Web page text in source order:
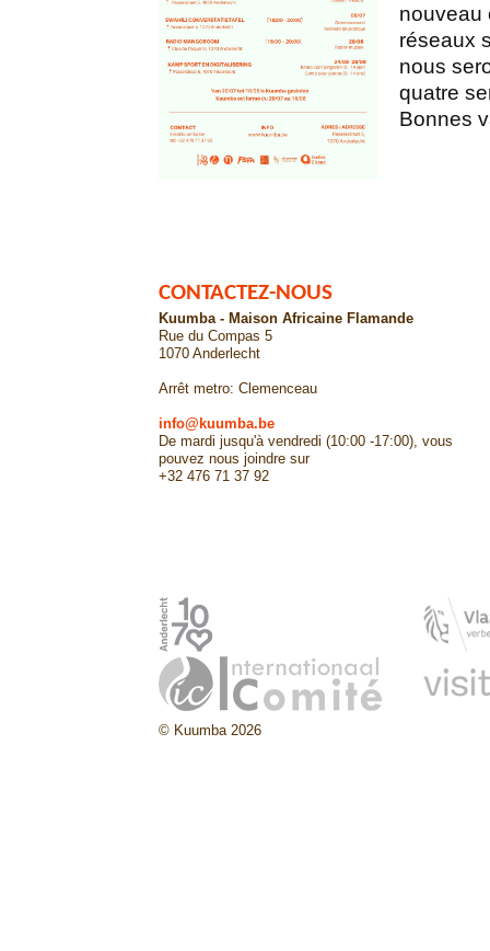
nouveau
réseaux
nous
quatre
Bonnes
CONTACTEZ-NOUS
Kuumba - Maison Africaine Flamande
Rue du Compas 5
1070 Anderlecht
Arrêt metro: Clemenceau
info@kuumba.be
De mardi jusqu'à vendredi (10:00 -17:00), vous
pouvez nous joindre sur
+32 476 71 37 92
© Kuumba 2026